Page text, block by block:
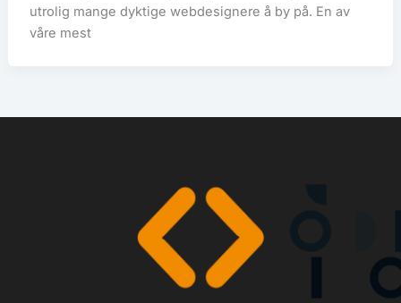
utrolig mange dyktige webdesignere å by på. En av
våre mest